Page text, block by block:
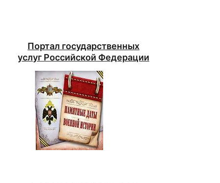
Портал государственных
услуг Российской Федерации